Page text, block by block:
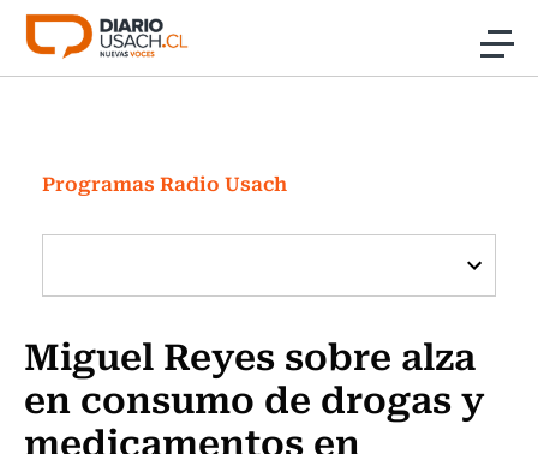
Click acá para ir directamente al contenido
Investigación
Cultura
Programas Radio y TV Usach
Programas Radio Usach
Miguel Reyes sobre alza
en consumo de drogas y
medicamentos en